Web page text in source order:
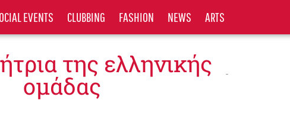
EVENTS CLUBBING FASHION NEWS ARTS
της ελληνικής
ομάδας